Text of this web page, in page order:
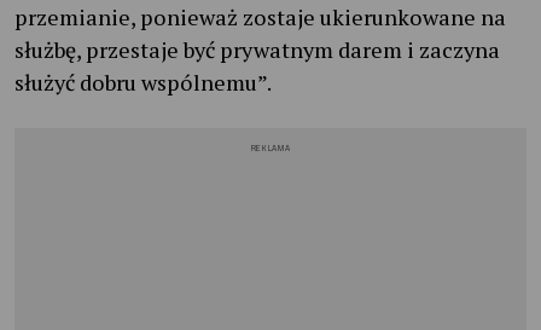
przemianie, ponieważ zostaje ukierunkowane na
służbę, przestaje być prywatnym darem i zaczyna
służyć dobru wspólnemu”.
REKLAMA